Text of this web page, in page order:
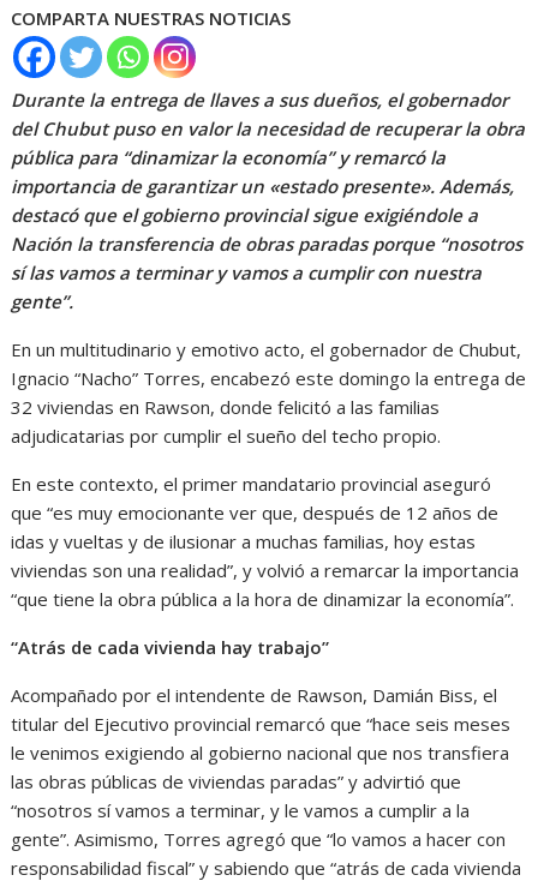
COMPARTA NUESTRAS NOTICIAS
Durante la entrega de llaves a sus dueños, el gobernador
del Chubut puso en valor la necesidad de recuperar la obra
pública para “dinamizar la economía” y remarcó la
importancia de garantizar un «estado presente». Además,
destacó que el gobierno provincial sigue exigiéndole a
Nación la transferencia de obras paradas porque “nosotros
sí las vamos a terminar y vamos a cumplir con nuestra
gente”.
En un multitudinario y emotivo acto, el gobernador de Chubut,
Ignacio “Nacho” Torres, encabezó este domingo la entrega de
32 viviendas en Rawson, donde felicitó a las familias
adjudicatarias por cumplir el sueño del techo propio.
En este contexto, el primer mandatario provincial aseguró
que “es muy emocionante ver que, después de 12 años de
idas y vueltas y de ilusionar a muchas familias, hoy estas
viviendas son una realidad”, y volvió a remarcar la importancia
“que tiene la obra pública a la hora de dinamizar la economía”.
“Atrás de cada vivienda hay trabajo”
Acompañado por el intendente de Rawson, Damián Biss, el
titular del Ejecutivo provincial remarcó que “hace seis meses
le venimos exigiendo al gobierno nacional que nos transfiera
las obras públicas de viviendas paradas” y advirtió que
“nosotros sí vamos a terminar, y le vamos a cumplir a la
gente”. Asimismo, Torres agregó que “lo vamos a hacer con
responsabilidad fiscal” y sabiendo que “atrás de cada vivienda